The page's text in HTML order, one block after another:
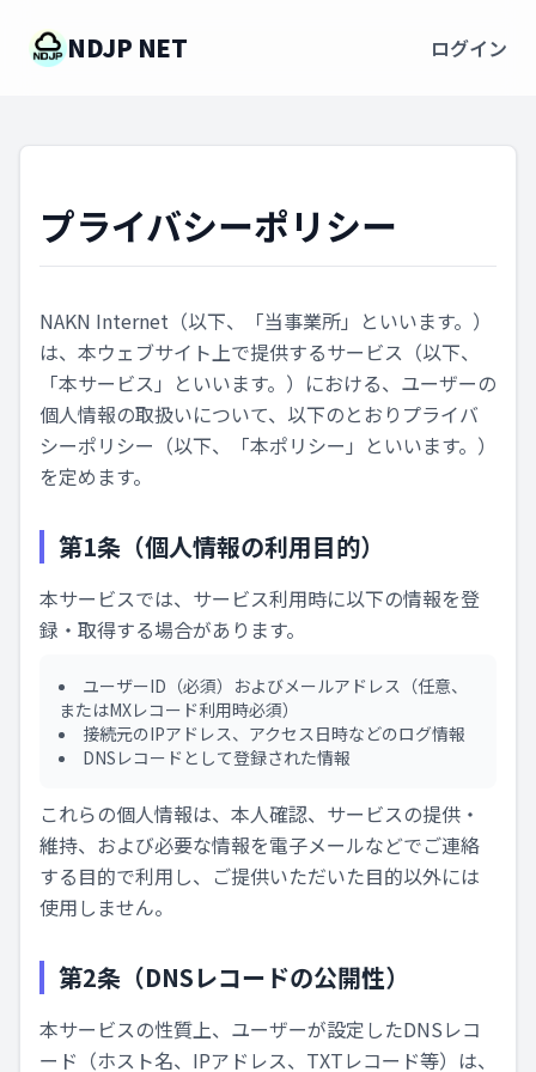
NDJP NET ログイン
プライバシーポリシー
NAKN Internet（以下、「当事業所」といいます。）
は、本ウェブサイト上で提供するサービス（以下、
「本サービス」といいます。）における、ユーザーの
個人情報の取扱いについて、以下のとおりプライバ
シーポリシー（以下、「本ポリシー」といいます。）
を定めます。
第1条（個人情報の利用目的）
本サービスでは、サービス利用時に以下の情報を登
録・取得する場合があります。
ユーザーID（必須）およびメールアドレス（任意、
またはMXレコード利用時必須）
接続元のIPアドレス、アクセス日時などのログ情報
DNSレコードとして登録された情報
これらの個人情報は、本人確認、サービスの提供・
維持、および必要な情報を電子メールなどでご連絡
する目的で利用し、ご提供いただいた目的以外には
使用しません。
第2条（DNSレコードの公開性）
本サービスの性質上、ユーザーが設定したDNSレコ
ード（ホスト名、IPアドレス、TXTレコード等）は、